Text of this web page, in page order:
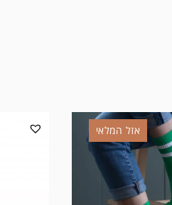
אזל המלאי